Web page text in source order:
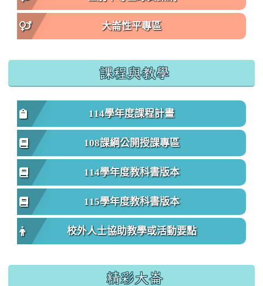
大崙性平專區
課程與教學
114學年度課程計畫
108課綱公開授課專區
114學年度教科書版本
115學年度教科書版本
校外人士協助教學或活動要點
精彩大崙